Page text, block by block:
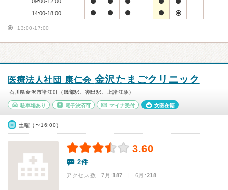
14:00-18:00
13:00-17:00
医療法人社団 康仁会 金沢たまごクリニック
石川県金沢市諸江町（磯部駅、割出駅、上諸江駅）
駐車場あり 電子決済可 マイナ受付 女医在籍
土曜（〜16:00）
3.60
2件
アクセス数 7月:187 | 6月:218